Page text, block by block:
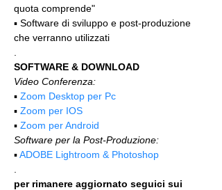
quota comprende"
▪️ Software di sviluppo e post-produzione
che verranno utilizzati
SOFTWARE & DOWNLOAD
Video Conferenza:
▪️ Zoom Desktop per Pc
▪️ Zoom per IOS
▪️ Zoom per Android
Software per la Post-Produzione:
▪️ ADOBE Lightroom & Photoshop
per rimanere aggiornato seguici sui